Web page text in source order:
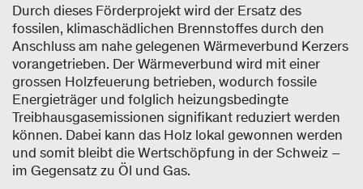
Durch dieses Förderprojekt wird der Ersatz des
fossilen, klimaschädlichen Brennstoffes durch den
Anschluss am nahe gelegenen Wärmeverbund Kerzers
vorangetrieben. Der Wärmeverbund wird mit einer
grossen Holzfeuerung betrieben, wodurch fossile
Energieträger und folglich heizungsbedingte
Treibhausgasemissionen signifikant reduziert werden
können. Dabei kann das Holz lokal gewonnen werden
und somit bleibt die Wertschöpfung in der Schweiz –
im Gegensatz zu Öl und Gas.